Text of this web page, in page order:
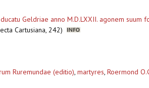
Geldriae anno M.D.LXXII. agonem suum
Cartusiana, 242)
Ruremundae (editio), martyres, Roermond